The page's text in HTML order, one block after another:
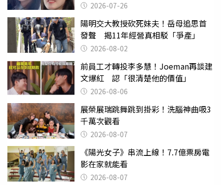
2026-07-26
陽明交大教授砍死妹夫！岳母追思首
發聲 揭11年經營真相駁「爭產」
2026-08-02
前員工才轉投李多慧！Joeman再談建
文爆紅 認「很清楚他的價值」
2026-08-06
展榮展瑞跳舞跳到掛彩！洗腦神曲吸3
千萬次觀看
2026-08-07
《陽光女子》串流上線！7.7億票房電
影在家就能看
2026-08-07